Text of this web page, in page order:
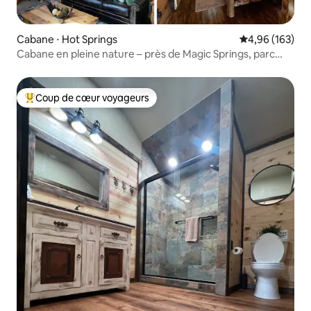
Cabane ⋅ Hot Springs Évaluation
4,96 (163)
Cabane en pleine nature – près de Magic Springs, parc
Coups de cœur voyageurs les plus appréciés
Coup de cœur voyageurs